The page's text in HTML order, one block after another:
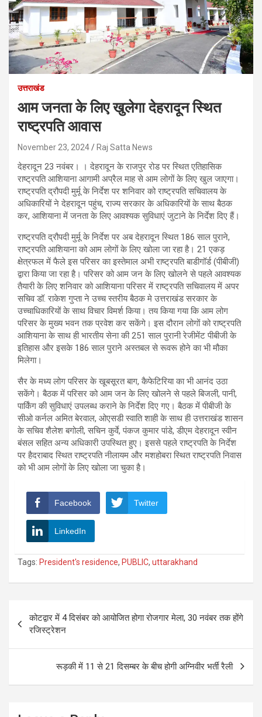
उत्तराखंड
आम जनता के लिए खुलेगा देहरादून स्थित
राष्ट्रपति आवास
November 23, 2024 Raj Satta News
देहरादून 23 नवंबर। । देहरादून के राजपुर रोड पर स्थित एतिहासिक
राष्ट्रपति आशियाना आगामी अप्रैल माह से आम लोगों के लिए खुल जाएगा।
राष्ट्रपति द्रौपदी मुर्मू के निर्देश पर शनिवार को राष्ट्रपति सचिवालय के
अधिकारियों ने देहरादून पहुंच, राज्य सरकार के अधिकारियों के साथ बैठक
कर, आशियाना में जनता के लिए आवश्यक सुविधाएं जुटाने के निर्देश दिए हैं।
राष्ट्रपति द्रौपदी मुर्मू के निर्देश पर अब देहरादून स्थित 186 साल पुराने,
राष्ट्रपति आशियाना को आम लोगों के लिए खोला जा रहा है। 21 एकड़
क्षेत्रफल में फैले इस परिसर का इस्तेमाल अभी राष्ट्रपति बाडीगॉर्ड (पीबीजी)
द्वारा किया जा रहा है। परिसर को आम जन के लिए खोलने से पहले आवश्यक
तैयारी के लिए शनिवार को आशियाना परिसर में राष्ट्रपति सचिवालय में अपर
सचिव डॉ. राकेश गुप्ता ने उच्च स्तरीय बैठक मे उत्तराखंड सरकार के
उच्चाधिकारियों के साथ विचार विमर्श किया। तय किया गया कि आम लोग
परिसर के मुख्य भवन तक प्रवेश कर सकेंगे। इस दौरान लोगों को राष्ट्रपति
आशियाना के साथ ही भारतीय सेना की 251 साल पुरानी रेजीमेंट पीबीजी के
इतिहास और इसके 186 साल पुराने अस्तबल से रूवरू होने का भी मौका
मिलेगा।
सैर के मध्य लोग परिसर के खूबसूरत बाग, कैफेटिरिया का भी आनंद उठा
सकेंगे। बैठक में परिसर को आम जन के लिए खोलने से पहले बिजली, पानी,
पार्किंग की सुविधाएं उपलब्ध कराने के निर्देश दिए गए। बैठक में पीबीजी के
सीओ कर्नल अमित बेरवाल, ओएसडी स्वाति शाही के साथ ही उत्तराखंड शासन
के सचिव शैलेश बगोली, सचिन कुर्वे, पंकज कुमार पांडे, डीएम देहरादून स्वीन
बंसल सहित अन्य अधिकारी उपस्थित हुए। इससे पहले राष्ट्रपति के निर्देश
पर हैदराबाद स्थित राष्ट्रपति नीलायम और मशहोबरा स्थित राष्ट्रपति निवास
को भी आम लोगों के लिए खोला जा चुका है।
Facebook Twitter
LinkedIn
Tags: President's residence, PUBLIC, uttarakhand
Post
navigation
कोटद्वार में 4 दिसंबर को आयोजित होगा रोजगार मेला, 30 नवंबर तक होंगे
रजिस्ट्रेशन
रूड़की में 11 से 21 दिसम्बर के बीच होगी अग्निवीर भर्ती रैली